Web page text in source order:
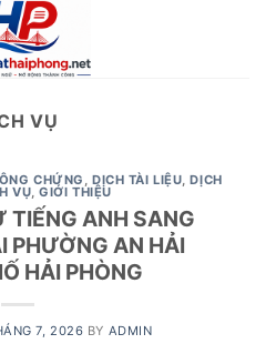
VỤ
CHỨNG , DỊCH TÀI LIỆU,DỊCH
VỤ,GIỚI THIỆU
TIẾNG ANH SANG
PHƯỜNG AN HẢI
HẢI PHÒNG
7, 2026 BY ADMIN